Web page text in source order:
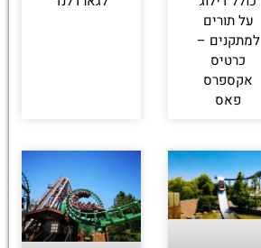
על תורים
למתקנים –
כרטיס
אקספרס
פאס